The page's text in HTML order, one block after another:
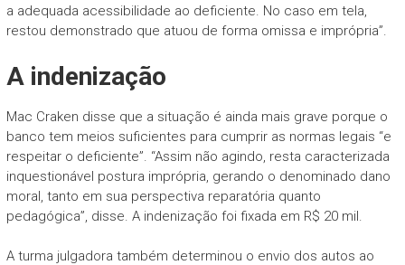
a adequada acessibilidade ao deficiente. No caso em tela,
restou demonstrado que atuou de forma omissa e imprópria”.
A indenização
Mac Craken disse que a situação é ainda mais grave porque o
banco tem meios suficientes para cumprir as normas legais “e
respeitar o deficiente”. “Assim não agindo, resta caracterizada
inquestionável postura imprópria, gerando o denominado dano
moral, tanto em sua perspectiva reparatória quanto
pedagógica”, disse. A indenização foi fixada em R$ 20 mil.
A turma julgadora também determinou o envio dos autos ao